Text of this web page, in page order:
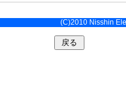
(C)2010 Nisshin